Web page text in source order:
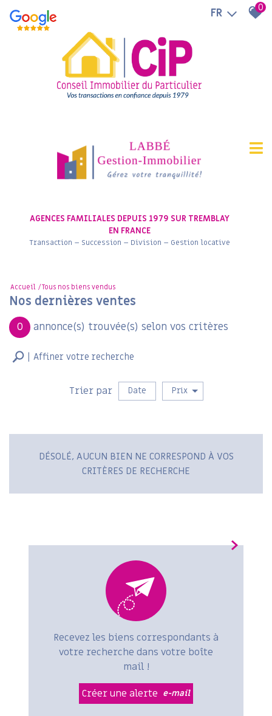
FR 0
AGENCES FAMILIALES DEPUIS 1979 SUR TREMBLAY
EN FRANCE
Transaction – Succession – Division – Gestion locative
Accueil Tous nos biens vendus
Nos dernières ventes
0 annonce(s) trouvée(s) selon vos critères
Affiner votre recherche
Vente
10KM 25KM
+ de critères
Trier par Date Prix
DÉSOLÉ, AUCUN BIEN NE CORRESPOND À VOS
CRITÈRES DE RECHERCHE
Recevez les biens correspondants à
votre recherche dans votre boîte
mail !
Créer une alerte e-mail